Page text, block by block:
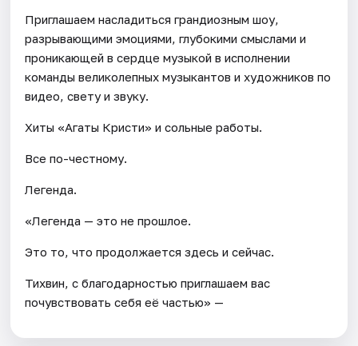
Приглашаем насладиться грандиозным шоу,
разрывающими эмоциями, глубокими смыслами и
проникающей в сердце музыкой в исполнении
команды великолепных музыкантов и художников по
видео, свету и звуку.
Хиты «Агаты Кристи» и сольные работы.
Все по-честному.
Легенда.
«Легенда — это не прошлое.
Это то, что продолжается здесь и сейчас.
Тихвин, с благодарностью приглашаем вас
почувствовать себя её частью» —